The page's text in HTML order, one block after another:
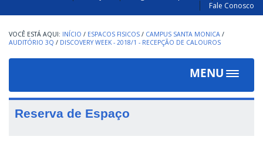
Fale Conosco
INÍCIO / ESPACOS FISICOS / CAMPUS SANTA MONICA /
AUDITÓRIO 3Q / DISCOVERY WEEK - 2018/1 - RECEPÇÃO DE CALOUROS
MENU
Toggle
Reserva de Espaço